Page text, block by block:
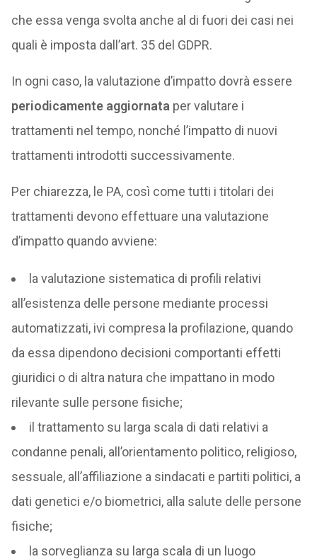
che essa venga svolta anche al di fuori dei casi nei
quali è imposta dall’art. 35 del GDPR.
In ogni caso, la valutazione d’impatto dovrà essere
periodicamente aggiornata per valutare i
trattamenti nel tempo, nonché l’impatto di nuovi
trattamenti introdotti successivamente.
Per chiarezza, le PA, così come tutti i titolari dei
trattamenti devono effettuare una valutazione
d’impatto quando avviene:
la valutazione sistematica di profili relativi
all’esistenza delle persone mediante processi
automatizzati, ivi compresa la profilazione, quando
da essa dipendono decisioni comportanti effetti
giuridici o di altra natura che impattano in modo
rilevante sulle persone fisiche;
il trattamento su larga scala di dati relativi a
condanne penali, all’orientamento politico, religioso,
sessuale, all’affiliazione a sindacati e partiti politici, a
dati genetici e/o biometrici, alla salute delle persone
fisiche;
la sorveglianza su larga scala di un luogo